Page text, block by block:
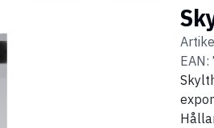
EAN: